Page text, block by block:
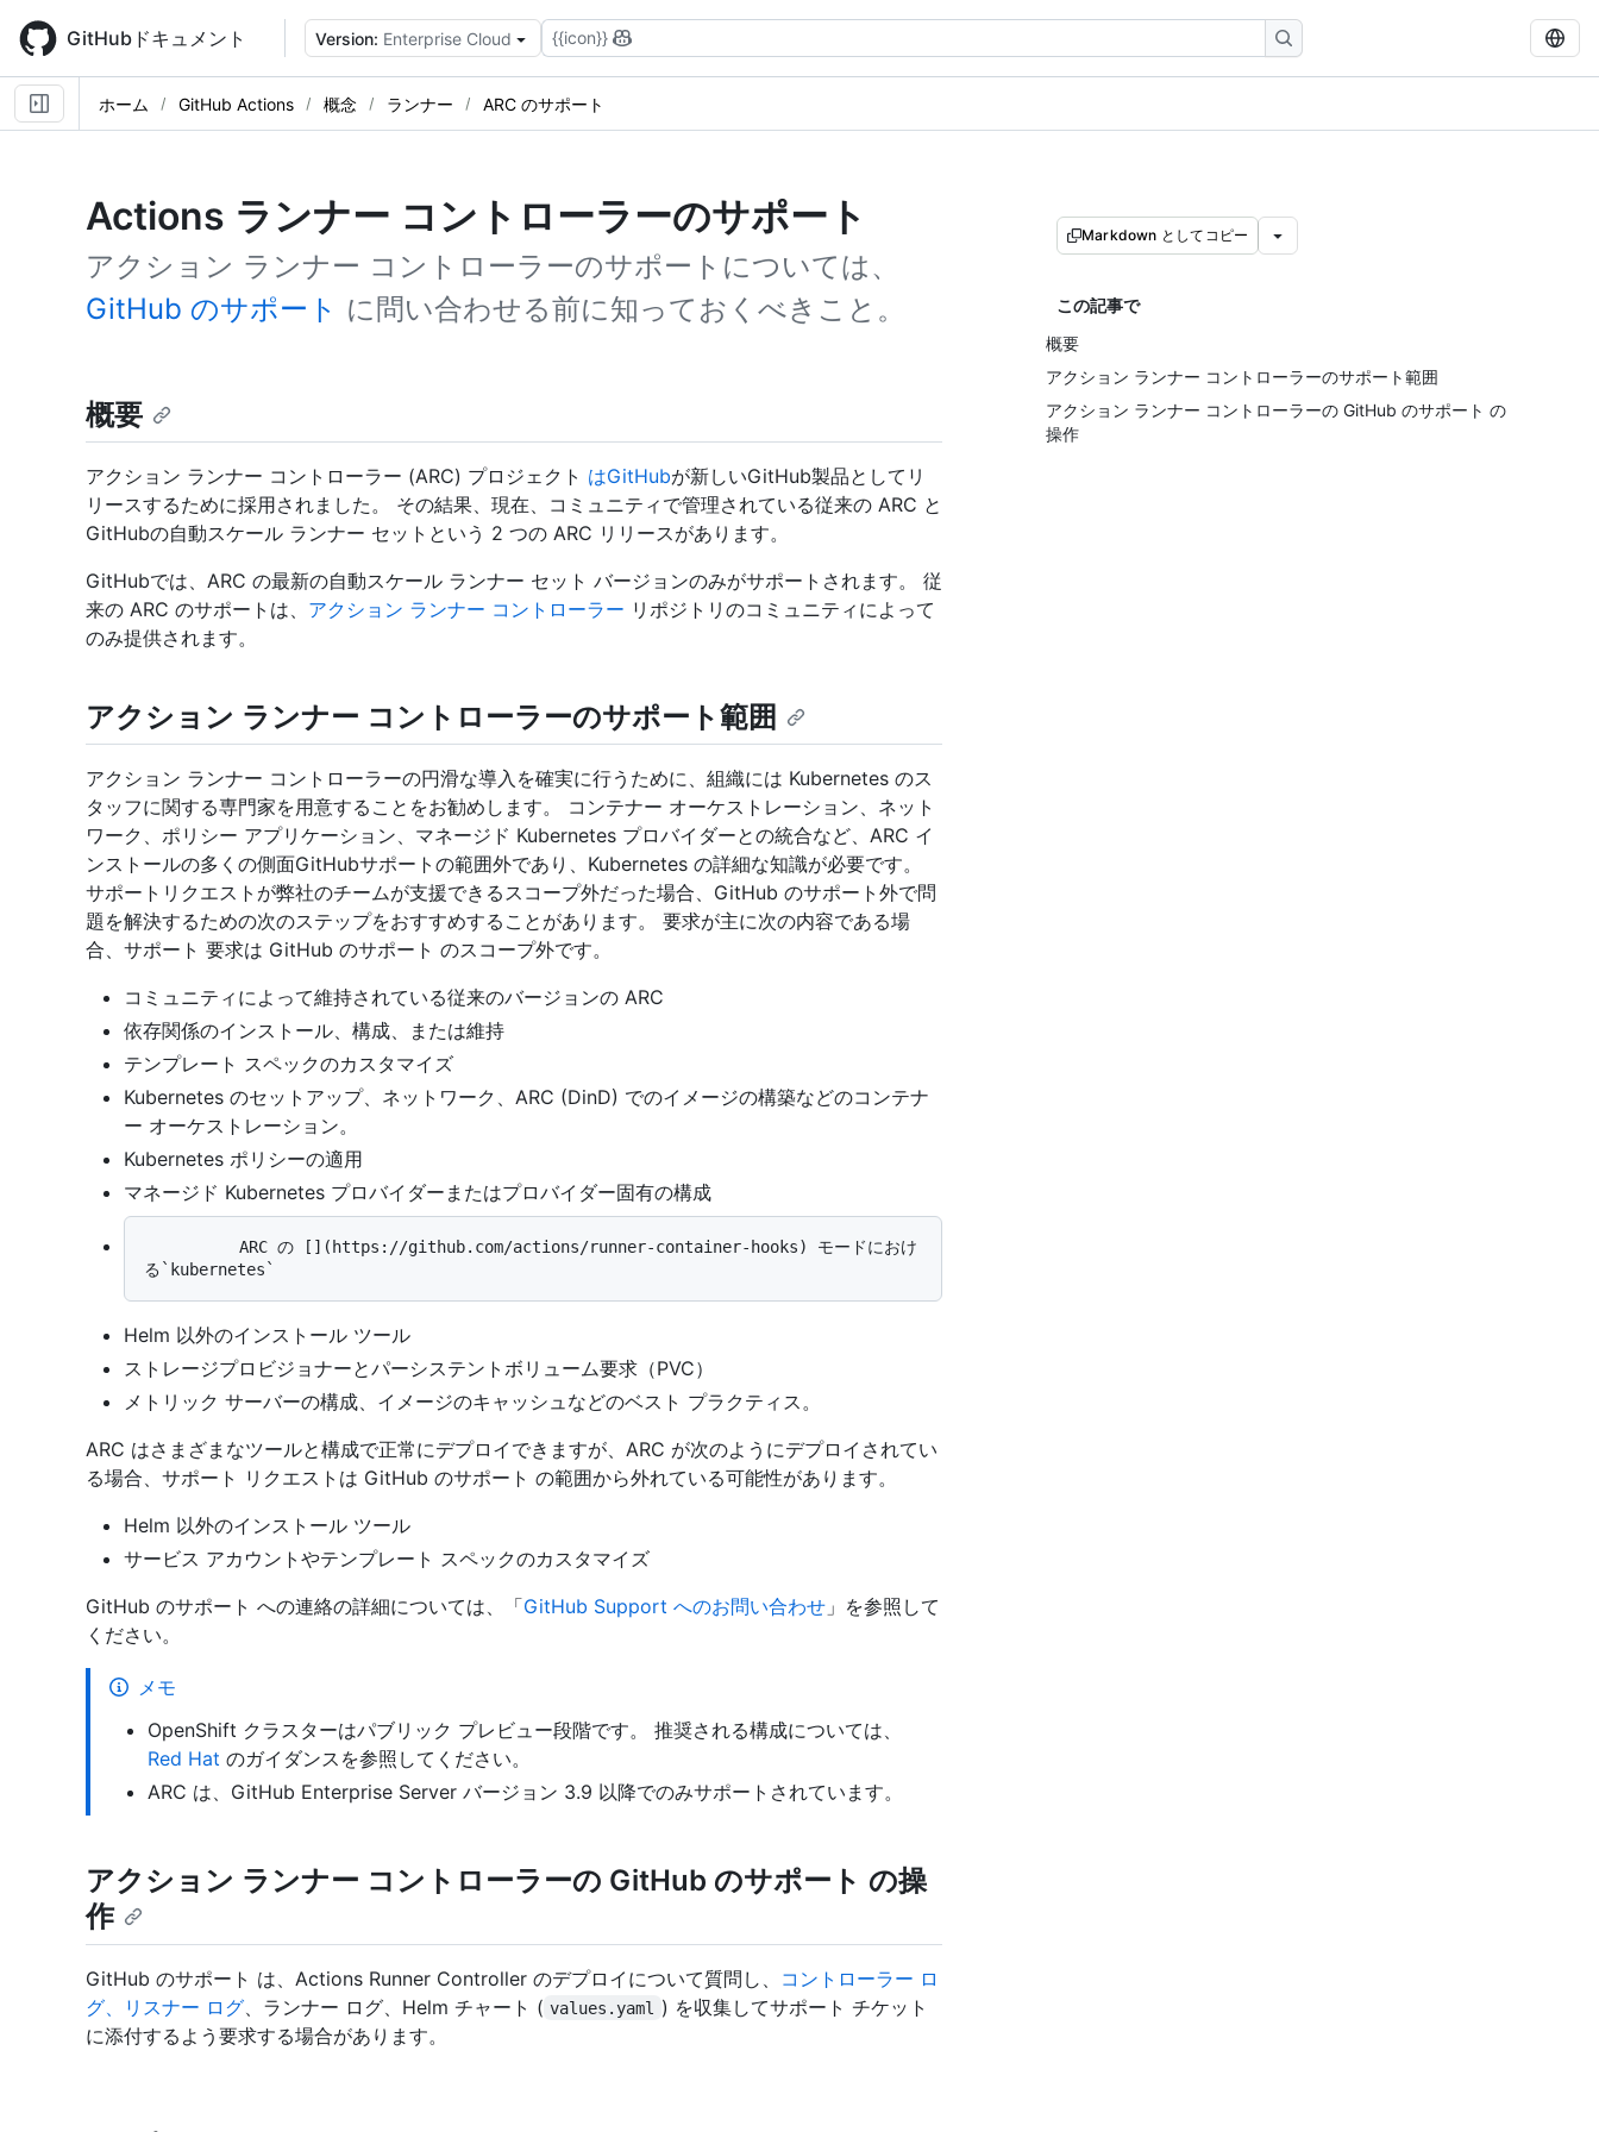
main
content
GitHubドキュメント Version: Enterprise Cloud {{icon}}
ホーム GitHub Actions 概念 ランナー ARC のサポート
Actions ランナー コントローラーのサポート
アクション ランナー コントローラーのサポートについては、
GitHub のサポート に問い合わせる前に知っておくべきこと。
Markdown としてコピー
この記事で
概要
アクション ランナー コントローラーのサポート範囲
アクション ランナー コントローラーの GitHub のサポート の
操作
概要
アクション ランナー コントローラー (ARC) プロジェクト はGitHubが新しいGitHub製品としてリ
リースするために採用されました。 その結果、現在、コミュニティで管理されている従来の ARC と
GitHubの自動スケール ランナー セットという 2 つの ARC リリースがあります。
GitHubでは、ARC の最新の自動スケール ランナー セット バージョンのみがサポートされます。 従
来の ARC のサポートは、 アクション ランナー コントローラー リポジトリのコミュニティによって
のみ提供されます。
アクション ランナー コントローラーのサポート範囲
アクション ランナー コントローラーの円滑な導入を確実に行うために、組織には Kubernetes のス
タッフに関する専門家を用意することをお勧めします。 コンテナー オーケストレーション、ネット
ワーク、ポリシー アプリケーション、マネージド Kubernetes プロバイダーとの統合など、ARC イ
ンストールの多くの側面GitHubサポートの範囲外であり、Kubernetes の詳細な知識が必要です。
サポートリクエストが弊社のチームが支援できるスコープ外だった場合、GitHub のサポート外で問
題を解決するための次のステップをおすすめすることがあります。 要求が主に次の内容である場
合、サポート 要求は GitHub のサポート のスコープ外です。
コミュニティによって維持されている従来のバージョンの ARC
依存関係のインストール、構成、または維持
テンプレート スペックのカスタマイズ
Kubernetes のセットアップ、ネットワーク、ARC (DinD) でのイメージの構築などのコンテナ
ー オーケストレーション。
Kubernetes ポリシーの適用
マネージド Kubernetes プロバイダーまたはプロバイダー固有の構成
Helm 以外のインストール ツール
ストレージプロビジョナーとパーシステントボリューム要求（PVC）
メトリック サーバーの構成、イメージのキャッシュなどのベスト プラクティス。
ARC はさまざまなツールと構成で正常にデプロイできますが、ARC が次のようにデプロイされてい
る場合、サポート リクエストは GitHub のサポート の範囲から外れている可能性があります。
Helm 以外のインストール ツール
サービス アカウントやテンプレート スペックのカスタマイズ
GitHub のサポート への連絡の詳細については、「GitHub Support へのお問い合わせ 」を参照して
ください。
メモ
OpenShift クラスターはパブリック プレビュー段階です。 推奨される構成については、
Red Hat のガイダンスを参照してください。
ARC は、GitHub Enterprise Server バージョン 3.9 以降でのみサポートされています。
アクション ランナー コントローラーの GitHub のサポート の操
作
GitHub のサポート は、Actions Runner Controller のデプロイについて質問し、 コントローラー ロ
グ、リスナー ログ 、ランナー ログ、Helm チャート ( values.yaml
) を収集してサポート チケット
に添付するよう要求する場合があります。